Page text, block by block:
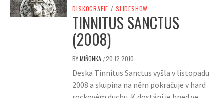
DISKOGRAFIE / SLIDESHOW
TINNITUS SANCTUS
(2008)
BYMIŇONKA /20.12.2010
Deska Tinnitus Sanctus vyšla v listopadu
2008 a skupina na něm pokračuje v hard